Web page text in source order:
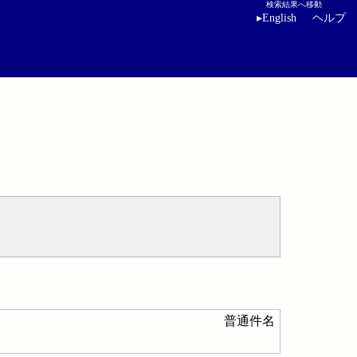
検索結果へ移動
▸English ヘルプ
普通件名